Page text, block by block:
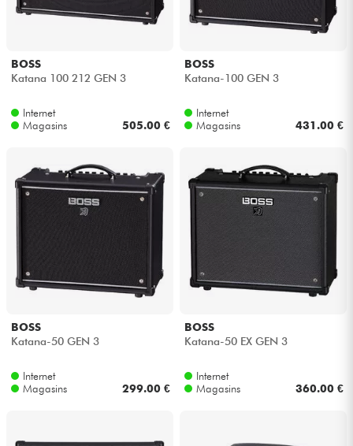
BOSS
Katana 100 212 GEN 3
Internet
Magasins
505.00 €
BOSS
Katana-100 GEN 3
Internet
Magasins
431.00 €
BOSS
Katana-50 GEN 3
Internet
Magasins
299.00 €
BOSS
Katana-50 EX GEN 3
Internet
Magasins
360.00 €